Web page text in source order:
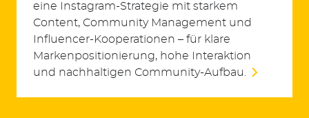
eine Instagram-Strategie mit starkem
Content, Community Management und
Influencer-Kooperationen – für klare
Markenpositionierung, hohe Interaktion
und nachhaltigen Community-Aufbau.